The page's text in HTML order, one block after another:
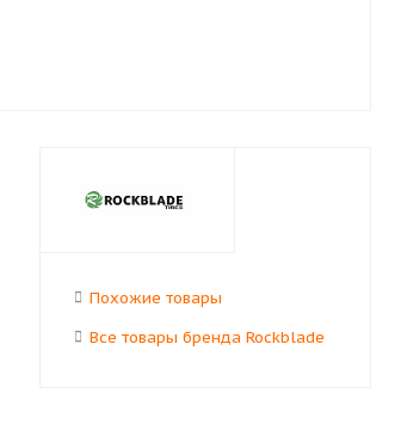
Похожие товары
Все товары бренда Rockblade